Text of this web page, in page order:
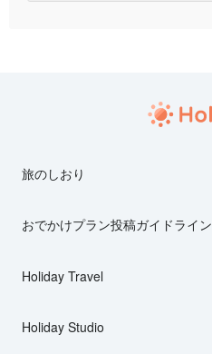
旅のしおり
おでかけプラン投稿ガイドライン
Holiday Travel
Holiday Studio